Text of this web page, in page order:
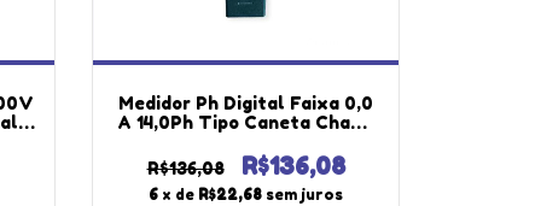
Medidor Ph Digital Faixa 0,0
A 14,0Ph Tipo Caneta Chave
Instrutherm Com Estojo
Solução
R$136,08 R$136,08
6 x de R$22,68 sem juros